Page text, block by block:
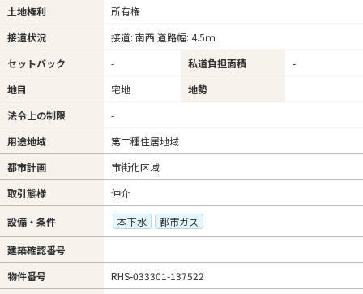
土地権利
所有権
接道状況
接道: 南西 道路幅: 4.5ｍ
セットバック
- 私道負担面積
-
地目
宅地
地勢
法令上の制限
-
用途地域
第二種住居地域
都市計画
市街化区域
取引態様
仲介
設備・条件 本下水 都市ガス
建築確認番号
物件番号
RHS-033301-137522